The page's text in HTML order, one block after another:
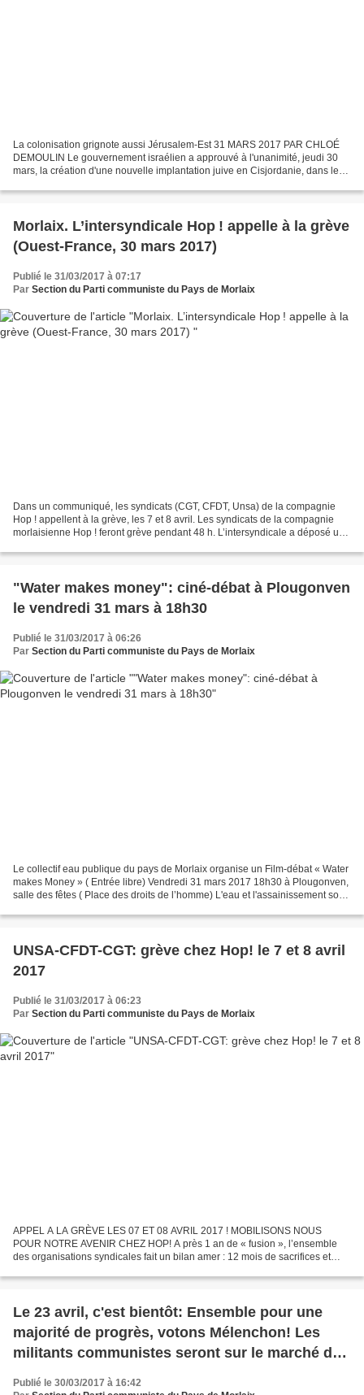
La colonisation grignote aussi Jérusalem-Est 31 MARS 2017 PAR CHLOÉ
DEMOULIN Le gouvernement israélien a approuvé à l'unanimité, jeudi 30
mars, la création d'une nouvelle implantation juive en Cisjordanie, dans le
Morlaix. L’intersyndicale Hop ! appelle à la grève
(Ouest-France, 30 mars 2017)
Publié le 31/03/2017 à 07:17
Par Section du Parti communiste du Pays de Morlaix
Dans un communiqué, les syndicats (CGT, CFDT, Unsa) de la compagnie
Hop ! appellent à la grève, les 7 et 8 avril. Les syndicats de la compagnie
morlaisienne Hop ! feront grève pendant 48 h. L’intersyndicale a déposé un
"Water makes money": ciné-débat à Plougonven
le vendredi 31 mars à 18h30
Publié le 31/03/2017 à 06:26
Par Section du Parti communiste du Pays de Morlaix
Le collectif eau publique du pays de Morlaix organise un Film-débat « Water
makes Money » ( Entrée libre) Vendredi 31 mars 2017 18h30 à Plougonven,
salle des fêtes ( Place des droits de l’homme) L'eau et l'assainissement sont
UNSA-CFDT-CGT: grève chez Hop! le 7 et 8 avril
2017
Publié le 31/03/2017 à 06:23
Par Section du Parti communiste du Pays de Morlaix
APPEL A LA GRÈVE LES 07 ET 08 AVRIL 2017 ! MOBILISONS NOUS
POUR NOTRE AVENIR CHEZ HOP! A près 1 an de « fusion », l’ensemble
des organisations syndicales fait un bilan amer : 12 mois de sacrifices et
Le 23 avril, c'est bientôt: Ensemble pour une
majorité de progrès, votons Mélenchon! Les
militants communistes seront sur le marché de
Morlaix le samedi 1er avril
Publié le 30/03/2017 à 16:42